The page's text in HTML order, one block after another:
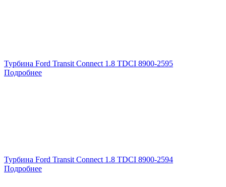
Турбина Ford Transit Connect 1.8 TDCI 8900-2595
Подробнее
Турбина Ford Transit Connect 1.8 TDCI 8900-2594
Подробнее